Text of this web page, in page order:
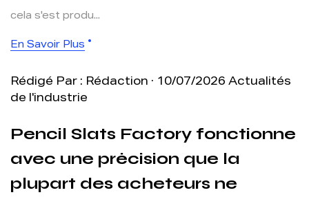
cela s'est produ...
En Savoir Plus
Rédigé Par : Rédaction · 10/07/2026 Actualités
de l'industrie
Pencil Slats Factory fonctionne
avec une précision que la
plupart des acheteurs ne